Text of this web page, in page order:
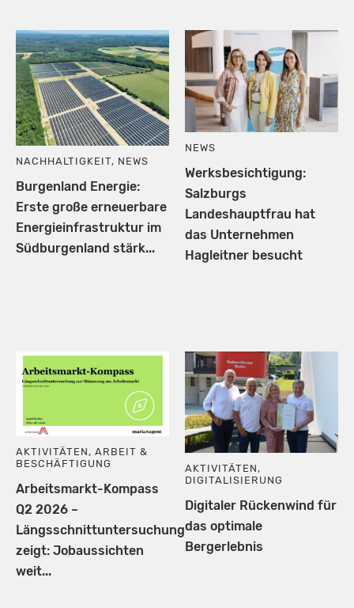
NACHHALTIGKEIT, NEWS
Burgenland Energie:
Erste große erneuerbare
Energieinfrastruktur im
Südburgenland stärk...
NEWS
Werksbesichtigung:
Salzburgs
Landeshauptfrau hat
das Unternehmen
Hagleitner besucht
AKTIVITÄTEN ,ARBEIT &
BESCHÄFTIGUNG
Arbeitsmarkt-Kompass
Q2 2026 –
Längsschnittuntersuchung
zeigt: Jobaussichten
weit...
AKTIVITÄTEN,
DIGITALISIERUNG
Digitaler Rückenwind für
das optimale
Bergerlebnis